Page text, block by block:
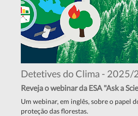
Detetives do Clima - 2025/
Reveja o webinar da ESA "Ask a
Um webinar, em inglês, sobre o papel
proteção das florestas.